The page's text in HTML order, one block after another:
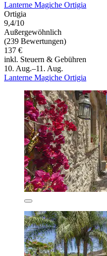
Lanterne Magiche Ortigia
Ortigia
9,4/10
Außergewöhnlich
(239 Bewertungen)
137 €
inkl. Steuern & Gebühren
10. Aug.–11. Aug.
Lanterne Magiche Ortigia